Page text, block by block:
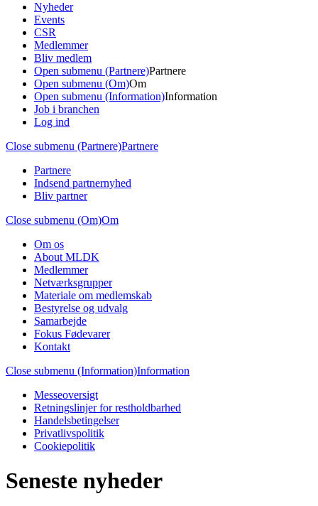
Nyheder
Events
CSR
Medlemmer
Bliv medlem
Open submenu (Partnere)Partnere
Open submenu (Om)Om
Open submenu (Information)Information
Job i branchen
Log ind
Close submenu (Partnere)Partnere
Partnere
Indsend partnernyhed
Bliv partner
Close submenu (Om)Om
Om os
About MLDK
Medlemmer
Netværksgrupper
Materiale om medlemskab
Bestyrelse og udvalg
Samarbejde
Fokus Fødevarer
Kontakt
Close submenu (Information)Information
Messeoversigt
Retningslinjer for restholdbarhed
Handelsbetingelser
Privatlivspolitik
Cookiepolitik
Seneste nyheder